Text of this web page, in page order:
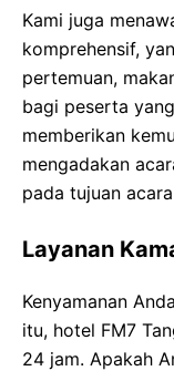
Kami juga
komprehensif,
pertemuan,
bagi peserta
memberikan
mengadakan
pada tujuan
Layanan
Kenyamanan
itu, hotel FM7
24 jam. Apakah